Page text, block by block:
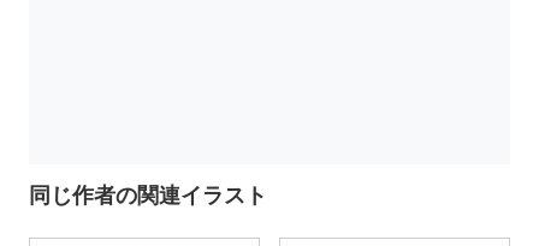
同じ作者の関連イラスト